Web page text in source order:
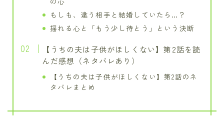
もしも、違う相手と結婚していたら…？
揺れる心と「もう少し待とう」という決断
【うちの夫は子供がほしくない】第2話を読
んだ感想（ネタバレあり）
【うちの夫は子供がほしくない】第2話のネ
タバレまとめ